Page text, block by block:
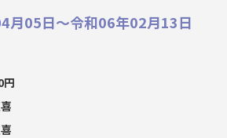
月05日～令和06年02月13日
円